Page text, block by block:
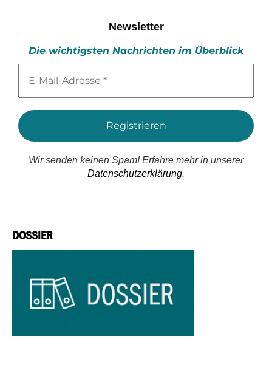
Newsletter
Die wichtigsten Nachrichten im Überblick
Mail-
*
Wir senden keinen Spam! Erfahre mehr in unserer
Datenschutzerklärung.
DOSSIER